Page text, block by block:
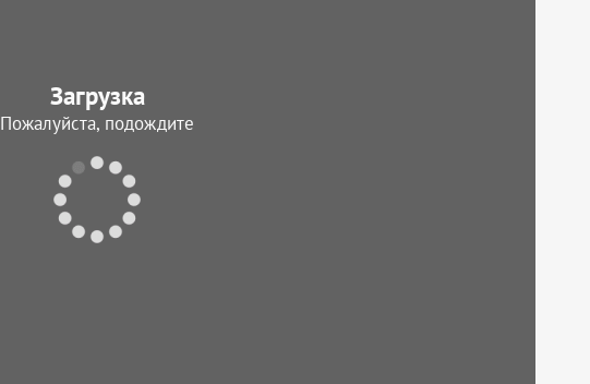
Загрузка
Пожалуйста, подождите